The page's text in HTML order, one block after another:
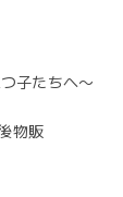
子たちへ〜
物販